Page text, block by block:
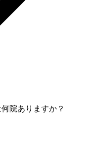
院ありますか？